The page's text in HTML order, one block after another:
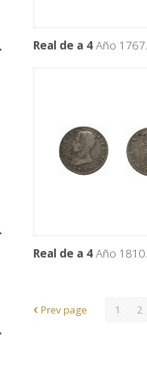
Real de a 4Año 1767.
Real de a 4Año 1810.
Prev page 1 2